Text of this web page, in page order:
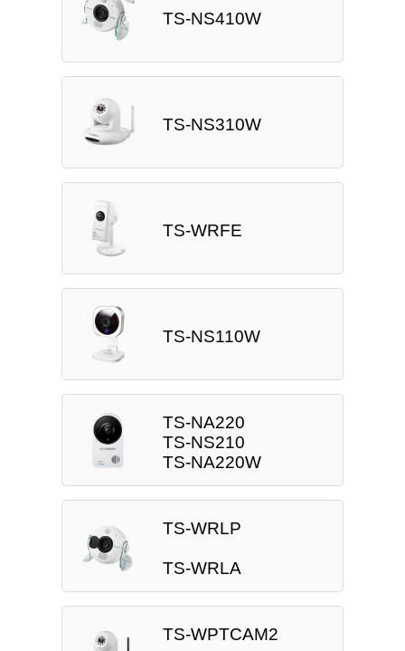
TS-NS410W
TS-NS310W
TS-WRFE
TS-NS110W
TS-NA220
TS-NS210
TS-NA220W
TS-WRLP
TS-WRLA
TS-WPTCAM2